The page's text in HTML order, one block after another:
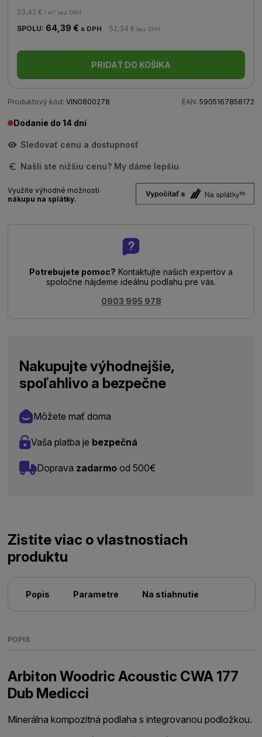
23,42 € / m² bez DPH
SPOLU: 64,39 € s DPH 52,34 € bez DPH
PRIDAŤ DO KOŠÍKA
Produktový kód: VIN0800278 EAN: 5905167858172
Dodanie do 14 dní
Sledovať cenu a dostupnosť
Našli ste nižšiu cenu? My dáme lepšiu
Využite výhodné možnosti
nákupu na splátky.
Potrebujete pomoc? Kontaktujte našich expertov a
spoločne nájdeme ideálnu podlahu pre vás.
0903 995 978
Nakupujte výhodnejšie,
spoľahlivo a bezpečne
Môžete mať doma
Vaša platba je bezpečná
Doprava zadarmo od 500€
Zistite viac o vlastnostiach
produktu
Popis Parametre Na stiahnutie
POPIS
Arbiton Woodric Acoustic CWA 177
Dub Medicci
Minerálna kompozitná podlaha s integrovanou podložkou.